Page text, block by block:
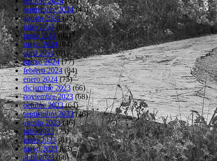
septiembre 2024(43)
agosto 2024(45)
julio 2024(66)
junio 2024 (82)
mayo 2024 (84)
abril 2024(81)
marzo 2024(77)
febrero 2024(84)
enero 2024(75)
diciembre 2023(66)
noviembre 2023(68)
octubre 2023(64)
septiembre 2023(46)
agosto 2023(46)
julio 2023(75)
junio 2023(81)
mayo 2023(83)
abril 2023(66)